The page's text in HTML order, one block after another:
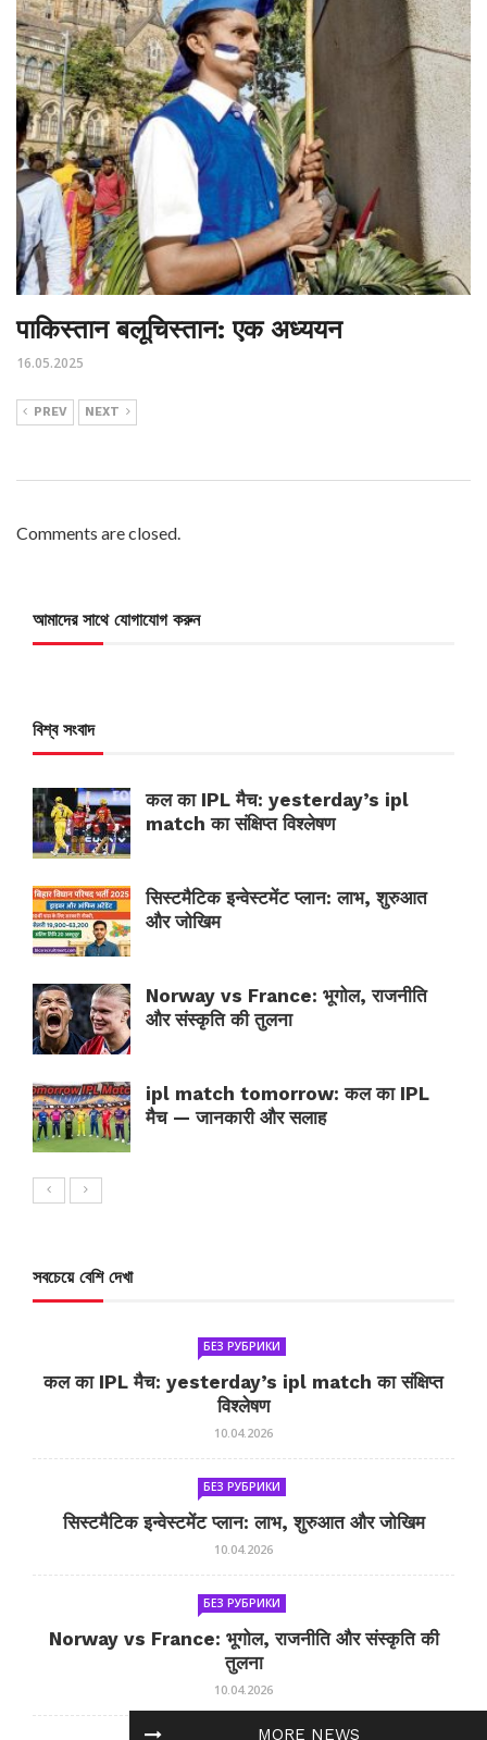
पाकिस्तान बलूचिस्तान: एक अध्ययन
16.05.2025
PREV NEXT
Comments are closed.
MORE NEWS
আমাদের সাথে যোগাযোগ করুন
বিশ্ব সংবাদ
कल का IPL मैच: yesterday’s ipl
match का संक्षिप्त विश्लेषण
सिस्टमैटिक इन्वेस्टमेंट प्लान: लाभ, शुरुआत
और जोखिम
Norway vs France: भूगोल, राजनीति
और संस्कृति की तुलना
ipl match tomorrow: कल का IPL
मैच — जानकारी और सलाह
সবচেয়ে বেশি দেখা
БЕЗ РУБРИКИ
कल का IPL मैच: yesterday’s ipl match का संक्षिप्त
विश्लेषण
10.04.2026
БЕЗ РУБРИКИ
सिस्टमैटिक इन्वेस्टमेंट प्लान: लाभ, शुरुआत और जोखिम
10.04.2026
БЕЗ РУБРИКИ
Norway vs France: भूगोल, राजनीति और संस्कृति की
तुलना
10.04.2026